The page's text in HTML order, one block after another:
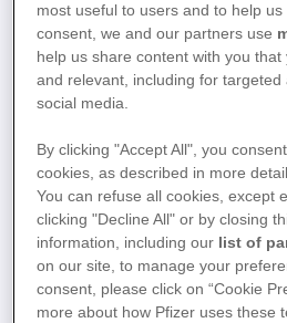
Deze kaart op zakformaat
patiënten om belangrijke
over infliximab bij zich te
veiligheidsinformatie die de
begrijpen voordat de
infliximab wordt gestart.
waar de patiënt op moet
behandeling en wanneer
moet opnemen met zijn/
most useful to users and to help
consent, we and our partners use
help us share content with you
and relevant, including for targeted
social media.
By clicking "Accept All", you
cookies, as described in more
You can refuse all cookies, except
clicking "Decline All" or by closing
information, including our list of
on our site, to manage your
consent, please click on “Cookie
more about how Pfizer uses these